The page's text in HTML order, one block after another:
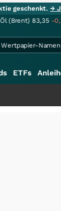
geschenkt.→
Öl (Brent) 83,35 -
ETFs